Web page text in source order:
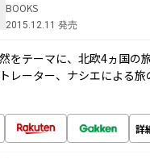
BOOKS
2015.12.11 発売
をテーマに、北欧4ヵ国の
レーター、ナシエによる旅
詳